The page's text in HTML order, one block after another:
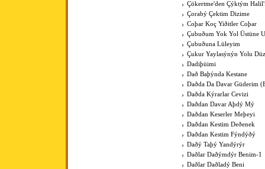
Çökertme'den Çýktým
Çorabý Çektim Dizime
Coþar Koç Yiðitler Coþar
Çubuðum Yok Yol Üstüne
Çubuðuna Lüleyim
Çukur Yaylasýnýn Yolu
Dadiþüimi
Dað Baþýnda Kestane
Daðda Da Davar Güderim
Daðda Kýrarlar Cevizi
Daðdan Davar Aþdý Mý
Daðdan Keserler Meþeyi
Daðdan Kestim Deðenek
Daðdan Kestim Fýndýðý
Daðý Taþý Yandýrýr
Daðlar Daðýmdýr Benim-1
Daðlar Daðladý Beni